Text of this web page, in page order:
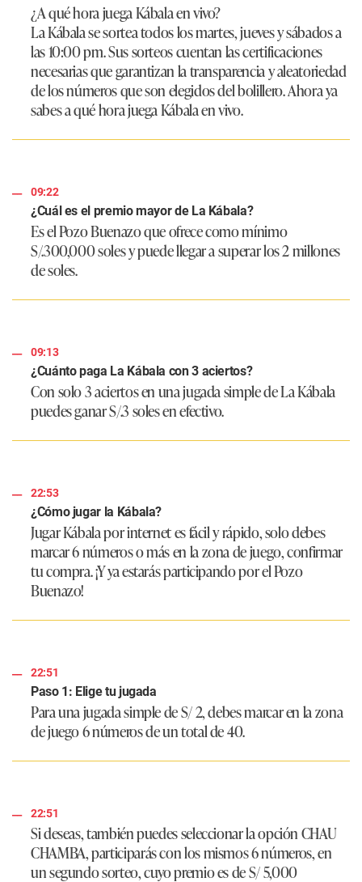
¿A qué hora juega Kábala en vivo?
La Kábala se sortea todos los martes, jueves y sábados a
las 10:00 pm. Sus sorteos cuentan las certificaciones
necesarias que garantizan la transparencia y aleatoriedad
de los números que son elegidos del bolillero. Ahora ya
sabes a qué hora juega Kábala en vivo.
09:22
¿Cuál es el premio mayor de La Kábala?
Es el Pozo Buenazo que ofrece como mínimo
S/.300,000 soles y puede llegar a superar los 2 millones
de soles.
09:13
¿Cuánto paga La Kábala con 3 aciertos?
Con solo 3 aciertos en una jugada simple de La Kábala
puedes ganar S/.3 soles en efectivo.
22:53
¿Cómo jugar la Kábala?
Jugar Kábala por internet es fácil y rápido, solo debes
marcar 6 números o más en la zona de juego, confirmar
tu compra. ¡Y ya estarás participando por el Pozo
Buenazo!
22:51
Paso 1: Elige tu jugada
Para una jugada simple de S/ 2, debes marcar en la zona
de juego 6 números de un total de 40.
22:51
Si deseas, también puedes seleccionar la opción CHAU
CHAMBA, participarás con los mismos 6 números, en
un segundo sorteo, cuyo premio es de S/ 5,000